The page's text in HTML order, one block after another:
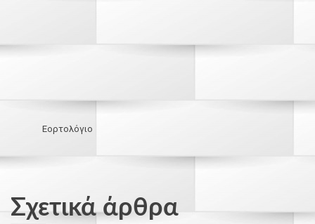
Εορτολόγιο
Σχετικά άρθρα